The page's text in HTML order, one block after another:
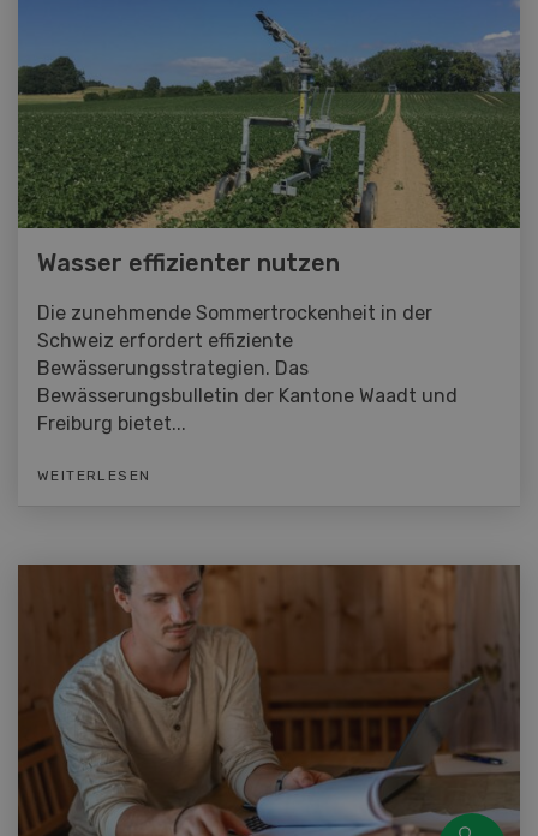
Wasser effizienter nutzen
Die zunehmende Sommertrockenheit in der
Schweiz erfordert effiziente
Bewässerungsstrategien. Das
Bewässerungsbulletin der Kantone Waadt und
Freiburg bietet...
WEITERLESEN